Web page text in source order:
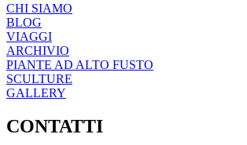
CHI SIAMO
BLOG
VIAGGI
ARCHIVIO
PIANTE AD ALTO FUSTO
SCULTURE
GALLERY
CONTATTI